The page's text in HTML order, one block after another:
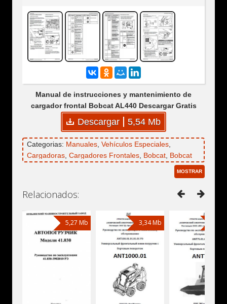
Manual de instrucciones y mantenimiento de
cargador frontal Bobcat AL440 Descargar Gratis
Descargar 5,54 Mb
Categorias: Manuales, Vehículos Especiales,
Cargadoras, Cargadores Frontales, Bobcat, Bobcat
MOSTRAR
Relacionados:
5,27 Mb 3,34 Mb